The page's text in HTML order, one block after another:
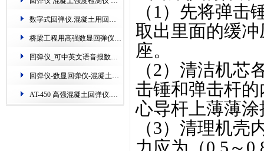
数字式回弹仪.混凝土用回弹仪的使用(图)
桥梁工程用高强数显回弹仪-江苏超声波​回弹仪的使用
回弹仪_可中英文语音报数回弹仪_数显回弹仪
回弹仪-数显回弹仪-混凝土​回弹仪的新用法(配图)
AT-450 高强混凝土回弹仪.主测高层建筑上的构件​
（1）先将弹
取出里面的缓
座。
（2）清洁机
击锤和弹击杆
心导杆上薄薄
（3）清理机